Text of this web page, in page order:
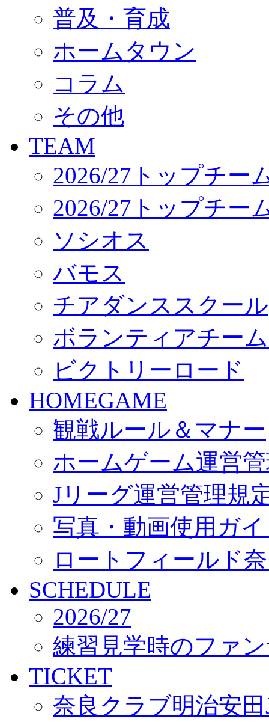
ジュニアユース
ユース
練習拠点（ナラディーア）
SCHOOL
CLUB
パートナー募集
クラブ理念
サステナビリティ
Web制作支援
応援プロジェクト
普及・育成
ホームタウン
コラム
その他
TEAM
2026/27トップチー
2026/27トップチー
ソシオス
バモス
チアダンススクール
ボランティアチー
ビクトリーロード
HOMEGAME
観戦ルール＆マナー
ホームゲーム運営
Jリーグ運営管理規
写真・動画使用ガ
ロートフィールド
SCHEDULE
2026/27
練習見学時のファ
TICKET
奈良クラブ明治安